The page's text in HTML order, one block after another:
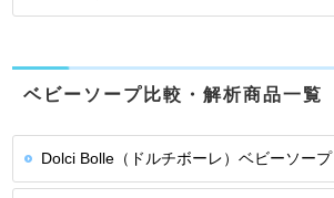
ベビーソープ比較・解析商品一覧
Dolci Bolle（ドルチボーレ）ベビーソープ